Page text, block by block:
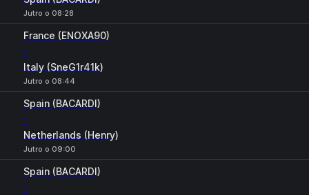
Jutro o 08:28
France (ENOXA90)
-
Italy (SneG1r41k)
Jutro o 08:44
Spain (BACARDI)
-
Netherlands (Henry)
Jutro o 09:00
Spain (BACARDI)
-